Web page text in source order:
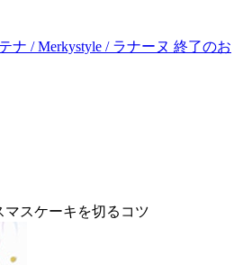
ナ / Merkystyle / ラナーヌ 終了のお
スケーキを切るコツ